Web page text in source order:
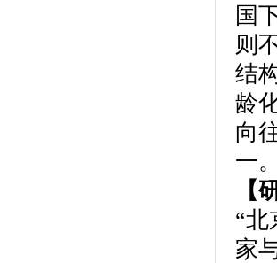
国
则
结
龄
向
一。
【
“北
家